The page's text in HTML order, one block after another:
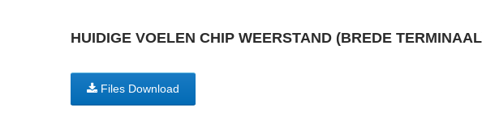
HUIDIGE VOELEN CHIP WEERSTAND (BREDE
Files Download